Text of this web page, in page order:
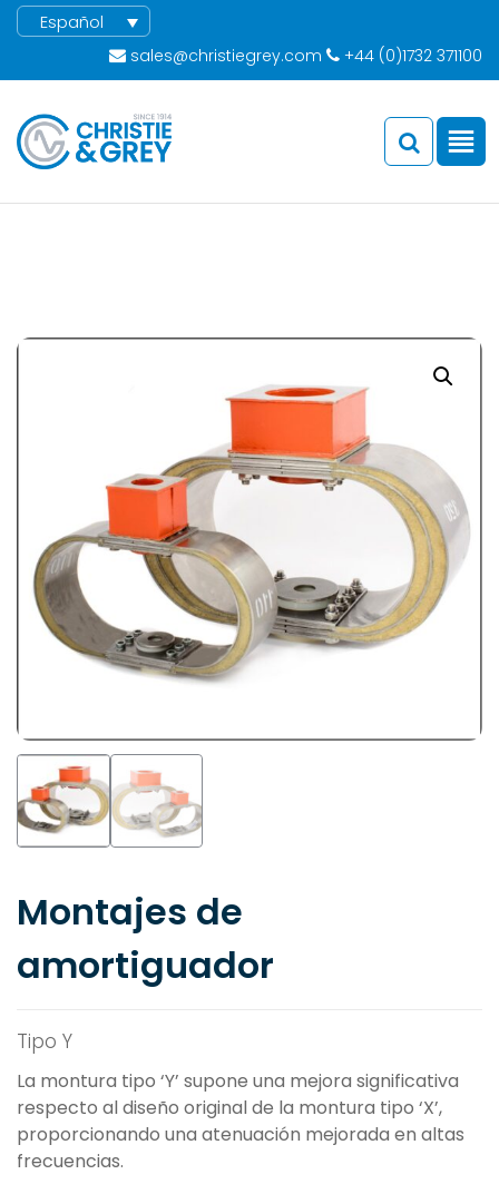
Español
sales@christiegrey.com +44 (0)1732 371100
Montajes de
amortiguador
Tipo Y
La montura tipo ‘Y’ supone una mejora significativa
respecto al diseño original de la montura tipo ‘X’,
proporcionando una atenuación mejorada en altas
frecuencias.